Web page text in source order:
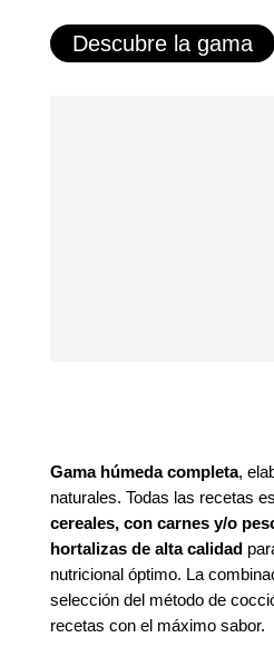
Descubre la gama
Gama húmeda completa,
naturales. Todas las recetas
cereales, con carnes y/o
hortalizas de alta calidad
nutricional óptimo. La
selección del método de
recetas con el máximo sabor.